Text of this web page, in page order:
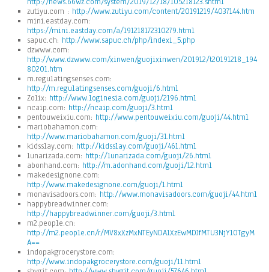
zutiyu.com : http://www.zutiyu.com/content/20191219/4037144.htm
mini.eastday.com:
https://mini.eastday.com/a/191218172310279.html
sapuc.ch: http://www.sapuc.ch/php/indexi_5.php
dzwww.com:
http://www.dzwww.com/xinwen/guojixinwen/201912/t20191218_194
80201.htm
m.regulatingsenses.com:
http://m.regulatingsenses.com/guoji/6.html
Zolix: http://www.loginesia.com/guoji/2196.html
ncaip.com: http://ncaip.com/guoji/3.html
pentouweixiu.com: http://www.pentouweixiu.com/guoji/44.html
mariobahamon.com:
http://www.mariobahamon.com/guoji/31.html
kidsslay.com: http://kidsslay.com/guoji/461.html
lunarizada.com: http://lunarizada.com/guoji/26.html
abonhand.com: http://m.adonhand.com/guoji/12.html
makedesignone.com:
http://www.makedesignone.com/guoji/1.html
monavisadoors.com: http://www.monavisadoors.com/guoji/44.html
happybreadwinner.com:
http://happybreadwinner.com/guoji/3.html
m2.people.cn:
http://m2.people.cn/r/MV8xXzMxNTEyNDA1XzEwMDJfMTU3NjY1OTgyM
A==
indopakgrocerystore.com:
http://www.indopakgrocerystore.com/guoji/11.html